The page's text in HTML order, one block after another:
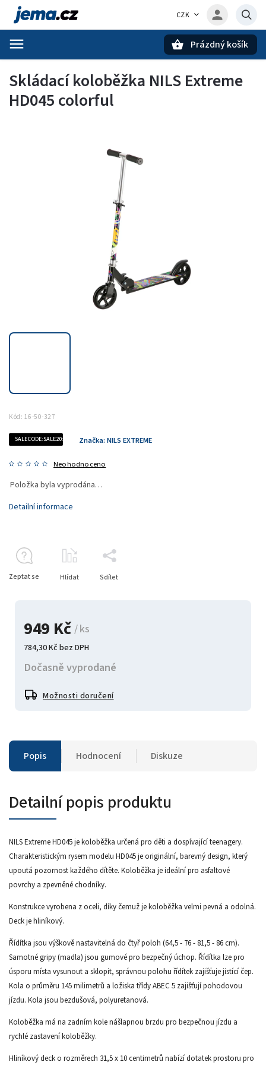
CZK
Prázdný košík
Skládací koloběžka NILS Extreme
HD045 colorful
Kód: 16-50-327
SALECODE:SALE20:20:%
Neohodnoceno
Značka: NILS EXTREME
949 Kč / ks
784,30 Kč bez DPH
Dočasně vyprodané
Možnosti doručení
Položka byla vyprodána…
Detailní informace
Zeptat se Hlídat Sdílet
Popis Hodnocení Diskuze
Detailní popis produktu
NILS Extreme HD045 je koloběžka určená pro děti a dospívající teenagery.
Charakteristickým rysem modelu HD045 je originální, barevný design, který
upoutá pozornost každého dítěte. Koloběžka je ideální pro asfaltové
povrchy a zpevněné chodníky.
Konstrukce vyrobena z oceli, díky čemuž je koloběžka velmi pevná a odolná.
Deck je hliníkový.
Řídítka jsou výškově nastavitelná do čtyř poloh (64,5 - 76 - 81,5 - 86 cm).
Samotné gripy (madla) jsou gumové pro bezpečný úchop. Řídítka lze pro
úsporu místa vysunout a sklopit, správnou polohu řídítek zajišťuje jistící čep.
Kola o průměru 145 milimetrů a ložiska třídy ABEC 5 zajišťují pohodovou
jízdu. Kola jsou bezdušová, polyuretanová.
Koloběžka má na zadním kole nášlapnou brzdu pro bezpečnou jízdu a
rychlé zastavení koloběžky.
Hliníkový deck o rozměrech 31,5 x 10 centimetrů nabízí dotatek prostoru pro